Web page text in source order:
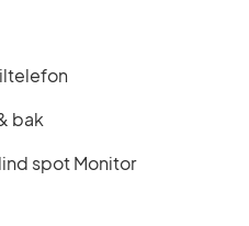
bak
spot Monitor